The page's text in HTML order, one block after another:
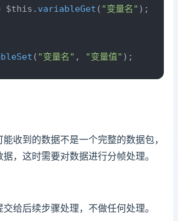
$this. variableGet ( "变量名" );
( "变量名" , "变量值" );
收到的数据不是一个完整的数据包，
，这时需要对数据进行分帧处理。
给后续步骤处理，不做任何处理。